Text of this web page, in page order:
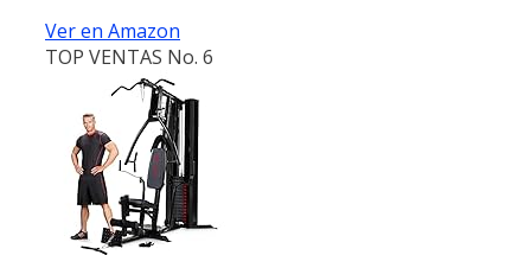
Ver en Amazon
TOP VENTAS No. 6